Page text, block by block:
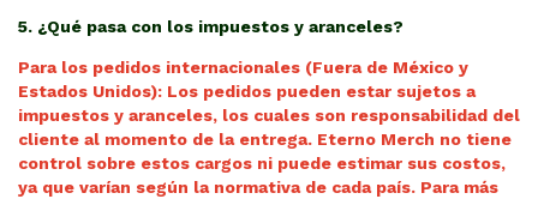
5. ¿Qué pasa con los impuestos y aranceles?
Para los pedidos internacionales (Fuera de México y
Estados Unidos): Los pedidos pueden estar sujetos a
impuestos y aranceles, los cuales son responsabilidad del
cliente al momento de la entrega. Eterno Merch no tiene
control sobre estos cargos ni puede estimar sus costos,
ya que varían según la normativa de cada país. Para más